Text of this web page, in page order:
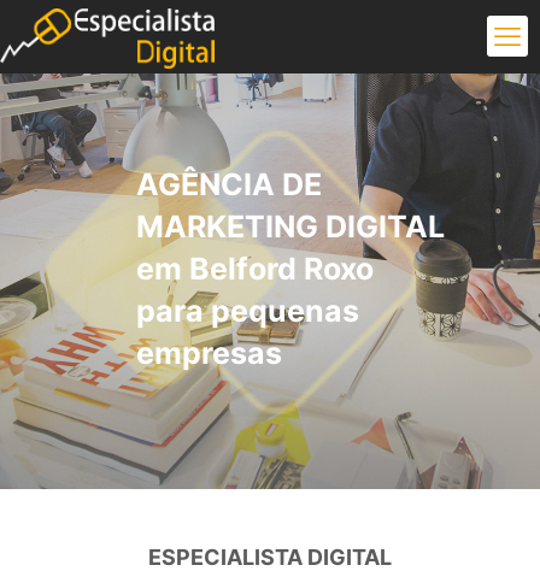
AGÊNCIA DE
MARKETING DIGITAL
em Belford Roxo
para pequenas
empresas
ESPECIALISTA DIGITAL